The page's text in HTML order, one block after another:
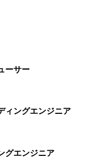
ーサー
ィングエンジニア
グエンジニア